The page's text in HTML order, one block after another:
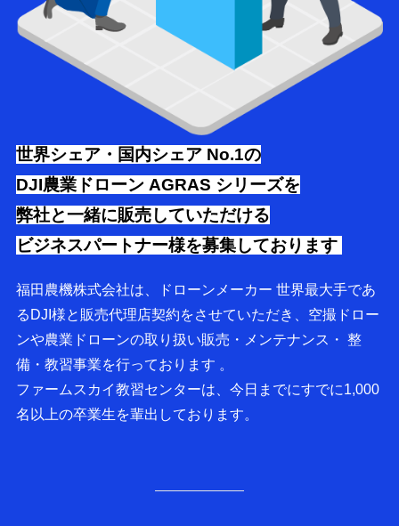
世界シェア・国内シェア No.1の
DJI農業ドローン AGRAS シリーズを
弊社と一緒に販売していただける
ビジネスパートナー様を募集しております
福田農機株式会社は、ドローンメーカー 世界最大手であ
るDJI様と販売代理店契約をさせていただき、空撮ドロー
ンや農業ドローンの取り扱い販売・メンテナンス・ 整
備・教習事業を行っております 。
ファームスカイ教習センターは、今日までにすでに1,000
名以上の卒業生を輩出しております。